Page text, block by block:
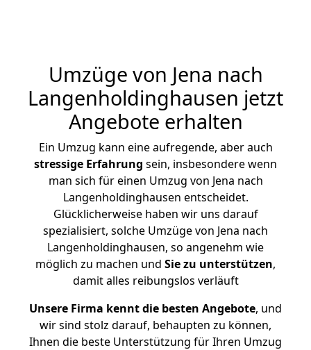
Umzüge von Jena nach
Langenholdinghausen jetzt
Angebote erhalten
Ein Umzug kann eine aufregende, aber auch
stressige Erfahrung sein, insbesondere wenn
man sich für einen Umzug von Jena nach
Langenholdinghausen entscheidet.
Glücklicherweise haben wir uns darauf
spezialisiert, solche Umzüge von Jena nach
Langenholdinghausen, so angenehm wie
möglich zu machen und Sie zu unterstützen,
damit alles reibungslos verläuft
Unsere Firma kennt die besten Angebote, und
wir sind stolz darauf, behaupten zu können,
Ihnen die beste Unterstützung für Ihren Umzug